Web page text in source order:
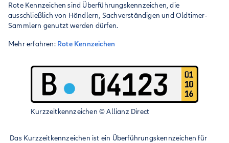
Rote Kennzeichen sind Überführungskennzeichen, die
ausschließlich von Händlern, Sachverständigen und Oldtimer-
Sammlern genutzt werden dürfen.
Mehr erfahren: Rote Kennzeichen
Kurzzeitkennzeichen ©Allianz Direct
Das Kurzzeitkennzeichen ist ein Überführungskennzeichen für